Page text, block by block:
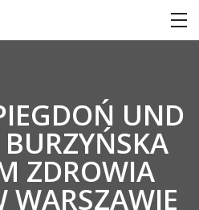
UND
ZDROWIA
WARSZAWIE